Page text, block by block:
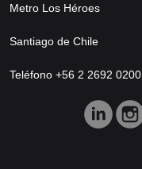
Metro Los Héroes
Santiago de Chile
Teléfono +56 2 2692 0200